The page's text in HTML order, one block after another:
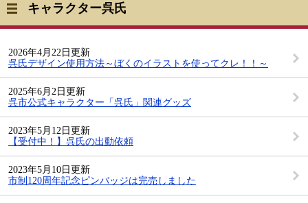
キャラクター呉氏
2026年4月22日更新
呉氏デザイン使用方法～ぼくのイラストを使ってクレ！！～
2025年6月2日更新
呉市公式キャラクター「呉氏」関連グッズ
2023年5月12日更新
【受付中！】呉氏の出動依頼
2023年5月10日更新
市制120周年記念ピンバッジは完売しました